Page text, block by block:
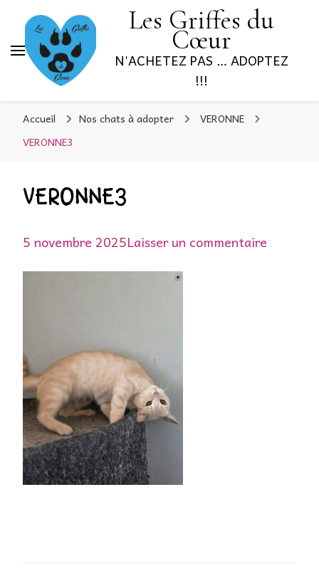
Les Griffes du
Cœur
N'ACHETEZ PAS … ADOPTEZ
!!!
Accueil Nos chats à adopter
VERONNE
VERONNE3
VERONNE3
5 novembre 2025Laisser un commentaire